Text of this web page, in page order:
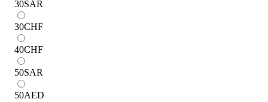
30SAR
30CHF
40CHF
50SAR
50AED